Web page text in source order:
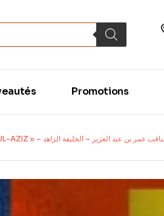
Promotions